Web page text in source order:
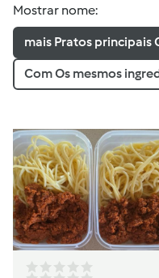
Mostrar nome:
mais Pratos principais
Com Os mesmos